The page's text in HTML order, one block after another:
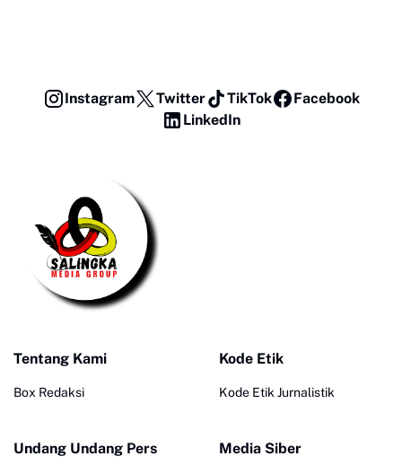
Instagram Twitter TikTok
Facebook
LinkedIn
Tentang Kami
Box Redaksi
Kode Etik
Kode Etik Jurnalistik
Undang Undang Pers Media Siber